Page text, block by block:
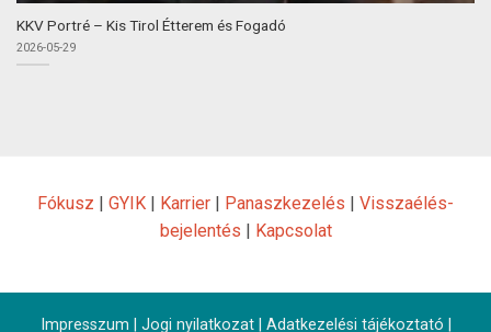
KKV Portré – Kis Tirol Étterem és Fogadó
2026-05-29
Fókusz | GYIK | Karrier | Panaszkezelés | Visszaélés-
bejelentés | Kapcsolat
Impresszum Jogi nyilatkozat| Adatkezelési tájékoztató